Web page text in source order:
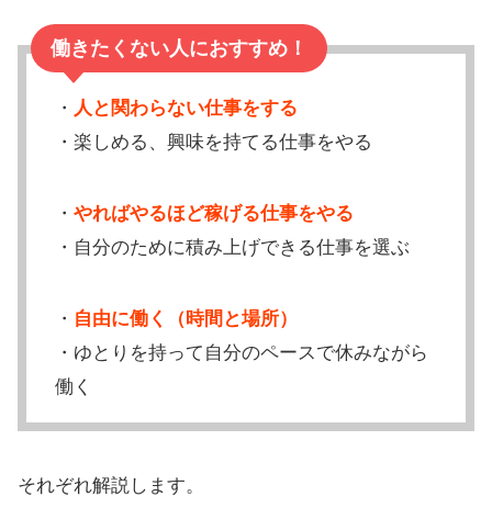
働きたくない人におすすめ！
・ 人と関わらない仕事をする
・楽しめる、興味を持てる仕事をやる
・ やればやるほど稼げる仕事をやる
・自分のために積み上げできる仕事を選ぶ
・ 自由に働く（時間と場所）
・ゆとりを持って自分のペースで休みながら
働く
それぞれ解説します。